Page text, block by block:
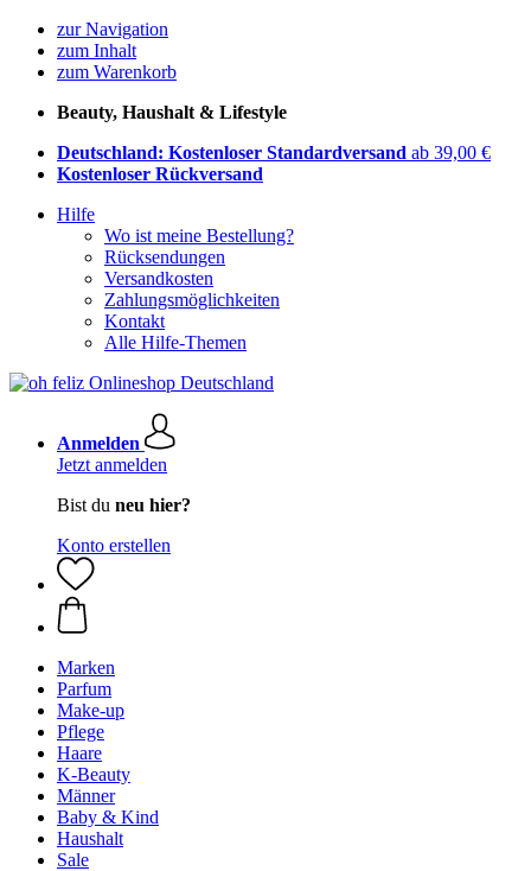
zur Navigation
zum Inhalt
zum Warenkorb
Beauty, Haushalt & Lifestyle
Deutschland: Kostenloser Standardversand ab 39,00 €
Kostenloser Rückversand
Hilfe
Wo ist meine Bestellung?
Rücksendungen
Versandkosten
Zahlungsmöglichkeiten
Kontakt
Alle Hilfe-Themen
Anmelden
Jetzt anmelden
Bist du neu hier?
Konto erstellen
Marken
Parfum
Make-up
Pflege
Haare
K-Beauty
Männer
Baby & Kind
Haushalt
Sale